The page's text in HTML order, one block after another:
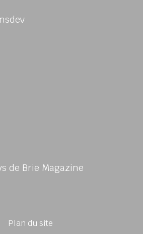
de Brie Magazine
Plan du site